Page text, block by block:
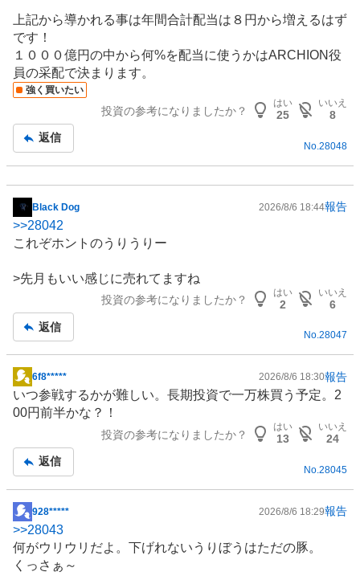
上記から導かれる事は年間合計配当は８円から増えるはず
です！
１０００億円の中から何%を配当に使うかはARCHION役
員の采配で決まります。
強く買いたい
投資の参考になりましたか？
はい
25
いいえ
8
返信
No. 28048
掲
示
板
事
Black Dog 2026/8/6 18:44報告
>>28042
これぞホントのうりうりー
>先月もいい感じに売れてますね
投資の参考になりましたか？
はい
2
いいえ
6
返信
No.28047
掲
示
板
6f8***** 2026/8/6 18:30報告
いつ参戦するかが難しい。長期投資で一万株買う予定。2
00円前半かな？！
投資の参考になりましたか？
はい
13
いいえ
24
返信
No. 28045
掲
示
板
記
928***** 2026/8/6 18:29報告
>>28043
何がウリウリだよ。下げれないうりぼうはただの豚。
くっさぁ～